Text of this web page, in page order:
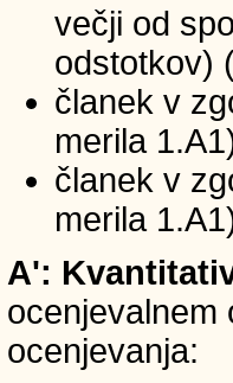
večji od
odstotkov)
članek v
merila
članek v
merila
A':
ocenjevalnem
ocenjevanja: